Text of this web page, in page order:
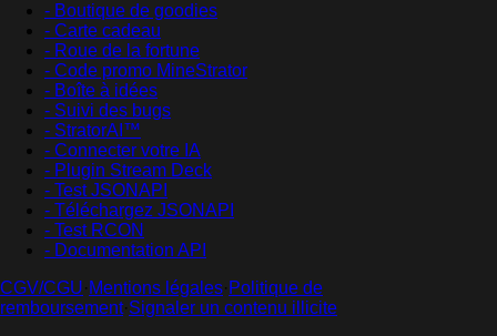
- Boutique de goodies
- Carte cadeau
- Roue de la fortune
- Code promo MineStrator
- Boîte à idées
- Suivi des bugs
- StratorAI™
- Connecter votre IA
- Plugin Stream Deck
- Test JSONAPI
- Téléchargez JSONAPI
- Test RCON
- Documentation API
CGV/CGU· Mentions légales· Politique de
remboursement·Signaler un contenu illicite